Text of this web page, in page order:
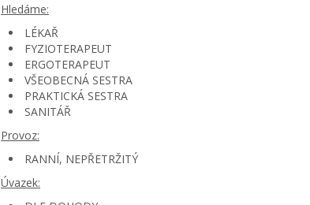
Hledáme:
LÉKAŘ
FYZIOTERAPEUT
ERGOTERAPEUT
VŠEOBECNÁ SESTRA
PRAKTICKÁ SESTRA
SANITÁŘ
Provoz:
RANNÍ, NEPŘETRŽITÝ
Úvazek: